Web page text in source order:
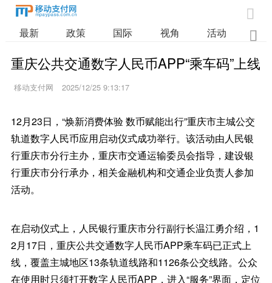

最新 政策 国际 视角 活动 业

重庆公共交通数字人民币APP“乘车码”上线
移动支付网 2025/12/25 9:13:17
12月23日，“焕新消费体验 数币赋能出行”重庆市主城公交
轨道数字人民币应用启动仪式成功举行。该活动由人民银
行重庆市分行主办，重庆市交通运输委员会指导，建设银
行重庆市分行承办，相关金融机构和交通企业负责人参加
活动。
在启动仪式上，人民银行重庆市分行副行长温江勇介绍，1
2月17日，重庆公共交通数字人民币APP乘车码已正式上
线，覆盖主城地区13条轨道线路和1126条公交线路。公众
在使用时只须打开数字人民币APP，进入“服务”界面，定位